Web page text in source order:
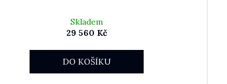
Skladem
29 560 Kč
DO KOŠÍKU